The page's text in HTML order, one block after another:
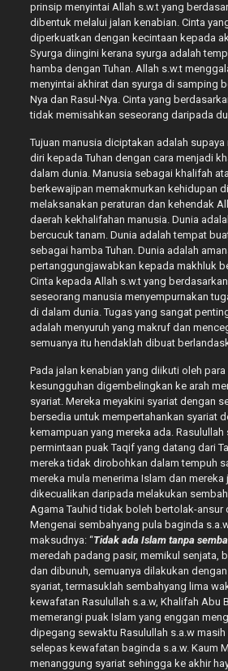
prinsip menyintai Allah s.w.t yang
dibentuk melalui jalan kenabian. Cinta
diperkuatkan dengan kecintaan kepada
Syurga diingini kerana syurga adalah
hamba dengan Tuhan. Allah s.w.t
menyintai akhirat dan syurga di samping
Nya dan Rasul-Nya. Cinta yang
tidak memisahkan seseorang daripada
Tujuan manusia diciptakan adalah
diri kepada Tuhan dengan cara menjadi
dalam dunia. Manusia sebagai khalifah
berkewajipan memakmurkan kehidupan
melaksanakan peraturan dan kehendak
daerah kekhalifahan manusia. Dunia
bercucuk tanam. Dunia adalah tempat
sebagai hamba Tuhan. Dunia adalah
pertanggungjawabkan kepada makhluk
Cinta kepada Allah s.w.t yang
seseorang manusia menyempurnakan
di dalam dunia. Tugas yang sangat
adalah menyuruh yang makruf dan
semuanya itu hendaklah dibuat
Pada jalan kenabian yang diikuti oleh para
kesungguhan digembelingkan ke arah
syariat. Mereka meyakini syariat dengan
bersedia untuk mempertahankan syariat
kemampuan yang mereka ada.
permintaan puak Taqif yang datang dari
mereka tidak dirobohkan dalam tempuh
mereka mula menerima Islam dan mereka
dikecualikan daripada melakukan
Agama Tauhid tidak boleh bertolak-ansur
Mengenai sembahyang pula baginda
maksudnya: “Tidak ada Islam tanpa
meredah padang pasir, memikul senjata,
dan dibunuh, semuanya dilakukan
syariat, termasuklah sembahyang lima
kewafatan Rasulullah s.a.w, Khalifah Abu
memerangi puak Islam yang enggan
dipegang sewaktu Rasulullah s.a.w
selepas kewafatan baginda s.a.w. Kaum
menanggung syariat sehingga ke akhir